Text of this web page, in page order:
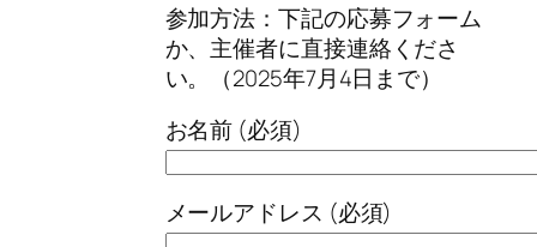
参加方法：下記の応募フォーム
か、主催者に直接連絡くださ
い。（2025年7月4日まで）
お名前 (必須)
メールアドレス (必須)